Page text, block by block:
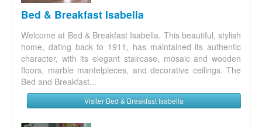
Bed & Breakfast Isabella
Welcome at Bed & Breakfast Isabella. This beautiful, stylish
home, dating back to 1911, has maintained its authentic
character, with its elegant staircase, mosaic and wooden
floors, marble mantelpieces, and decorative ceilings. The
Bed and Breakfast...
Visiter Bed & Breakfast Isabella